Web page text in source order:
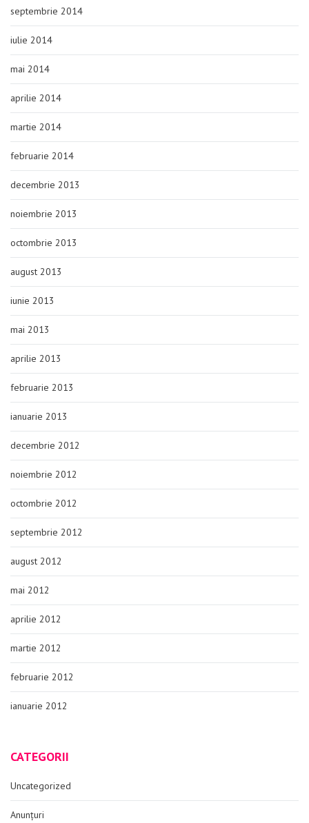
septembrie 2014
iulie 2014
mai 2014
aprilie 2014
martie 2014
februarie 2014
decembrie 2013
noiembrie 2013
octombrie 2013
august 2013
iunie 2013
mai 2013
aprilie 2013
februarie 2013
ianuarie 2013
decembrie 2012
noiembrie 2012
octombrie 2012
septembrie 2012
august 2012
mai 2012
aprilie 2012
martie 2012
februarie 2012
ianuarie 2012
CATEGORII
Uncategorized
Anunțuri